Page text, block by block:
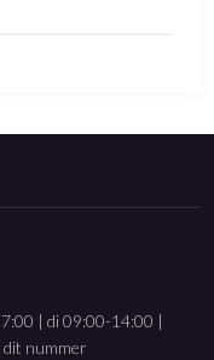
| di 09:00-14:00 |
dit nummer